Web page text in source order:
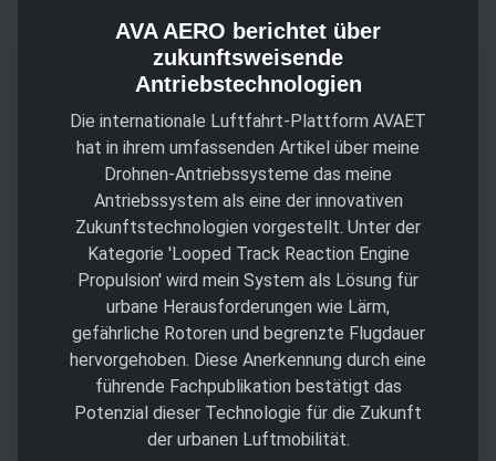
AVA AERO berichtet über
zukunftsweisende
Antriebstechnologien
Die internationale Luftfahrt-Plattform AVAET
hat in ihrem umfassenden Artikel über meine
Drohnen-Antriebssysteme das meine
Antriebssystem als eine der innovativen
Zukunftstechnologien vorgestellt. Unter der
Kategorie 'Looped Track Reaction Engine
Propulsion' wird mein System als Lösung für
urbane Herausforderungen wie Lärm,
gefährliche Rotoren und begrenzte Flugdauer
hervorgehoben. Diese Anerkennung durch eine
führende Fachpublikation bestätigt das
Potenzial dieser Technologie für die Zukunft
der urbanen Luftmobilität.